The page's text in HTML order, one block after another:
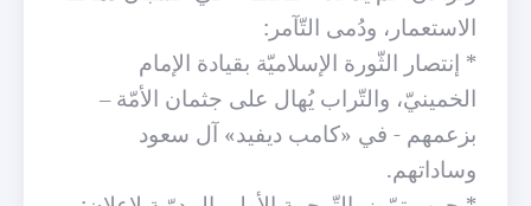
الاستعمار، ودُمى التّآمر:
* إنتصار الثّورة الإسلاميّة بقيادة الإمام
الخمينيّ، والتّراب يُهال على جثمان الأمّة –
بزعمهم - في «كامب ديفيد» آل سعود
وساداتهم.